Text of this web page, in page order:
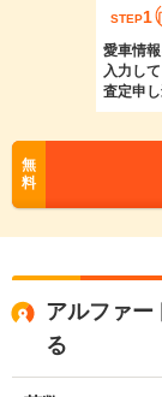
STEP1
愛車情
入力して
査定申
無
料
アルファー
る